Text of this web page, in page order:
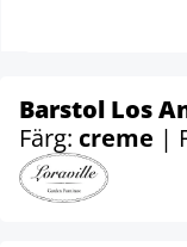
Barstol Los
Färg: creme |